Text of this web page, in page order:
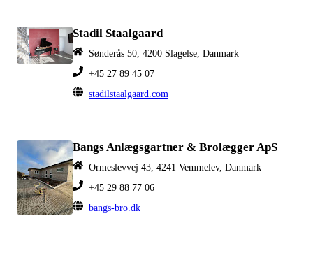
Stadil Staalgaard
Sønderås 50, 4200 Slagelse, Danmark
+45 27 89 45 07
stadilstaalgaard.com
Bangs Anlægsgartner & Brolægger ApS
Ormeslevvej 43, 4241 Vemmelev, Danmark
+45 29 88 77 06
bangs-bro.dk